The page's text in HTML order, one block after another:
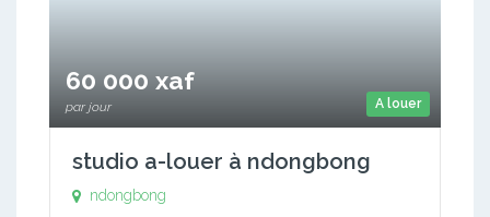
A louer
60 000 xaf
par jour
studio a-louer à ndongbong
ndongbong